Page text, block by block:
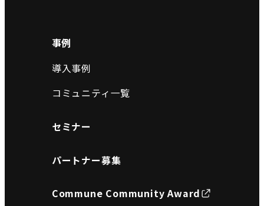
事例
導入事例
コミュニティ一覧
セミナー
パートナー募集
Commune Community Award